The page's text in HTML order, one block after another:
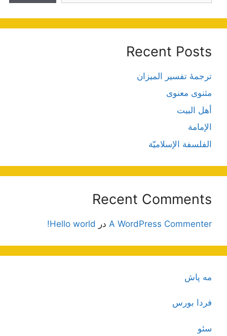
Recent Posts
ترجمۀ تفسیر المیزان
مثنوی معنوی
أهل البيت
الإمامة
الفلسفة الإسلاميّة
Recent Comments
A WordPress Commenter در Hello world!
مه پاش
فردا بورس
سئو